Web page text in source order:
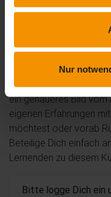
Nur
Kommentare
Du hast noch
ein genaueres Bild vom
eigenen Erfahrungen
möchtest oder vorab
Beteilige Dich einfach
Lernenden zu diesem
Bitte logge Dich ein